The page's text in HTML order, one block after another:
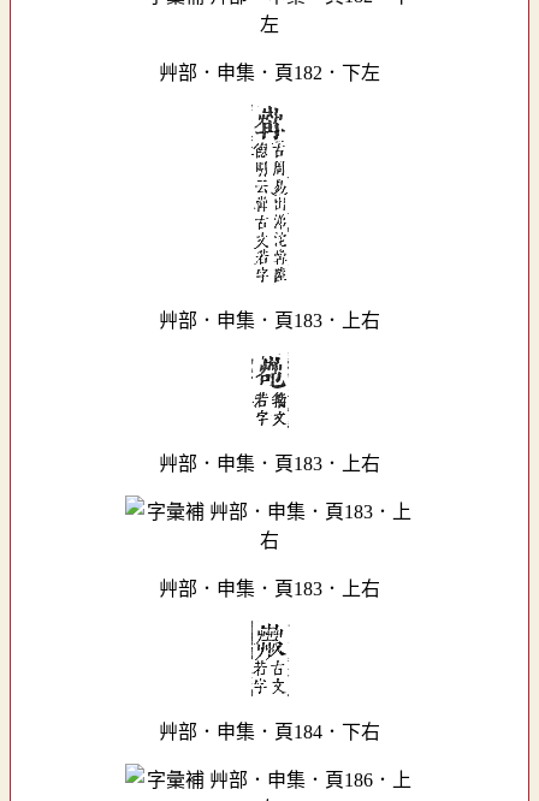
艸部．申集．頁182．下左
艸部．申集．頁183．上右
艸部．申集．頁183．上右
艸部．申集．頁183．上右
艸部．申集．頁184．下右